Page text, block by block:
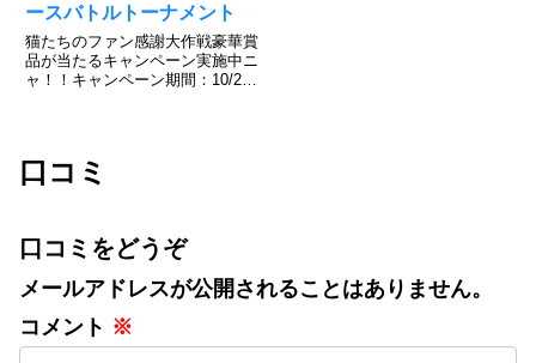
ースバトルトーナメント
猫たちのファン感謝大作戦豪華賞
品が当たるキャンペーン実施中ニ
ャ！！キャンペーン期間：10/2～
る！キャンペーン投稿をリポスト
するだけInstagra...
口コミ
口コミをどうぞ
メールアドレスが公開されることはありません。
コメント ※